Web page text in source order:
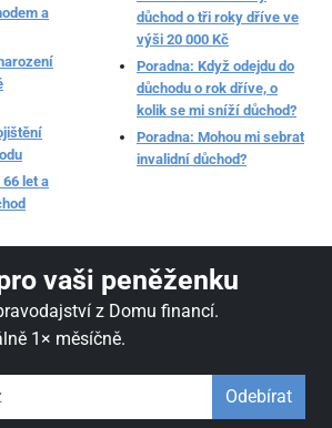
a
let a
důchod o tři roky dříve ve
výši 20 000 Kč
Poradna: Když odejdu do
důchodu o rok dříve, o
kolik se mi sníží důchod?
Poradna: Mohou mi sebrat
invalidní důchod?
vaši peněženku
z Domu financí.
1× měsíčně.
Odebírat